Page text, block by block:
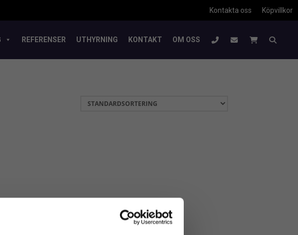
Köpvillkor
Kontakta oss
REFERENSER UTHYRNING KONTAKT OM OSS